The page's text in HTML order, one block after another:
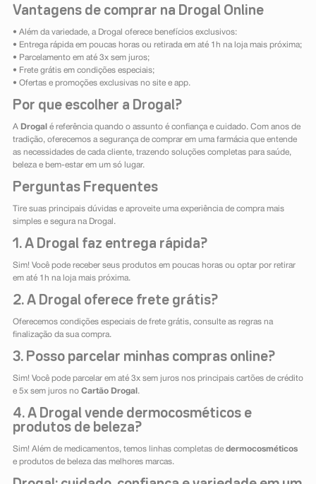
Vantagens de comprar na Drogal Online
• Além da variedade, a Drogal oferece benefícios exclusivos:
• Entrega rápida em poucas horas ou retirada em até 1h na loja mais próxima;
• Parcelamento em até 3x sem juros;
• Frete grátis em condições especiais;
• Ofertas e promoções exclusivas no site e app.
Por que escolher a Drogal?
A Drogal é referência quando o assunto é confiança e cuidado. Com anos de
tradição, oferecemos a segurança de comprar em uma farmácia que entende
as necessidades de cada cliente, trazendo soluções completas para saúde,
beleza e bem-estar em um só lugar.
Perguntas Frequentes
Tire suas principais dúvidas e aproveite uma experiência de compra mais
simples e segura na Drogal.
1. A Drogal faz entrega rápida?
Sim! Você pode receber seus produtos em poucas horas ou optar por retirar
em até 1h na loja mais próxima.
2. A Drogal oferece frete grátis?
Oferecemos condições especiais de frete grátis, consulte as regras na
finalização da sua compra.
3. Posso parcelar minhas compras online?
Sim! Você pode parcelar em até 3x sem juros nos principais cartões de crédito
e 5x sem juros no Cartão Drogal .
4. A Drogal vende dermocosméticos e
produtos de beleza?
Sim! Além de medicamentos, temos linhas completas de dermocosméticos
e produtos de beleza das melhores marcas.